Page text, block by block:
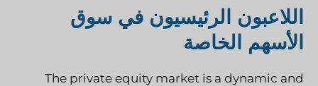
اللاعبون الرئيسيون في سوق
الأسهم الخاصة
The private equity market is a dynamic and